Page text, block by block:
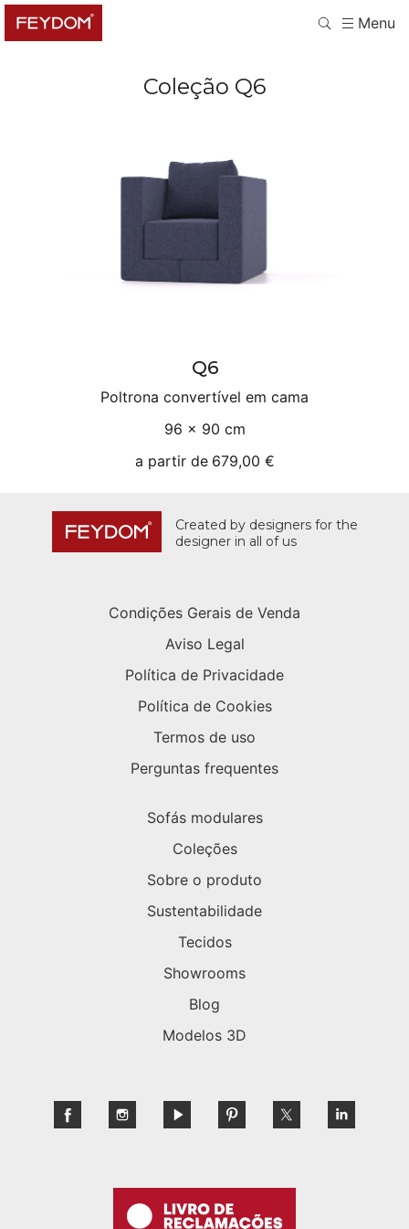
Menu
Coleção Q6
Q6
Poltrona convertível em cama
96 × 90 cm
a partir de 679,00 €
Created by designers for the
designer in all of us
Condições Gerais de Venda
Aviso Legal
Política de Privacidade
Política de Cookies
Termos de uso
Perguntas frequentes
Sofás modulares
Coleções
Sobre o produto
Sustentabilidade
Tecidos
Showrooms
Blog
Modelos 3D